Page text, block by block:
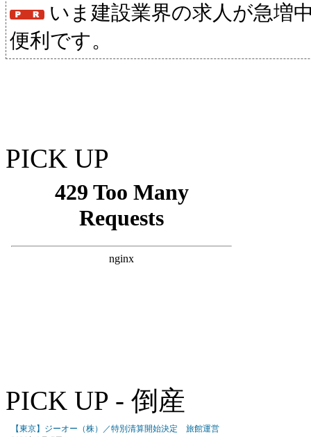
いま建設業界の求人が急増
便利です。
PICK UP
PICK UP - 倒産